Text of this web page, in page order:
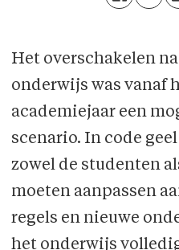
Het overschakelen
onderwijs was vanaf
academiejaar een
scenario. In code
zowel de studenten
moeten aanpassen
regels en nieuwe
het onderwijs